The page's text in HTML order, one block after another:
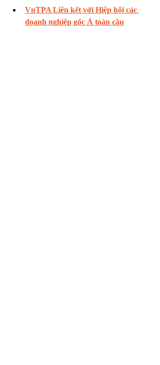
VnTPA Liên kết với Hiệp hội các
doanh nghiệp gốc Á toàn cầu